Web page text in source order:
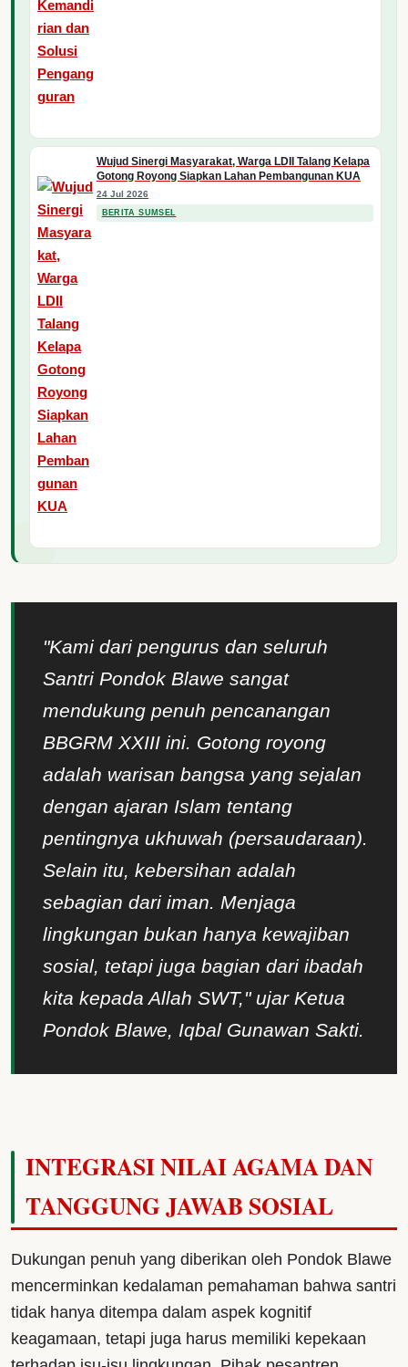
Wujud Sinergi Masyarakat, Warga LDII Talang Kelapa
Gotong Royong Siapkan Lahan Pembangunan KUA
24 Jul 2026
BERITA SUMSEL
"Kami dari pengurus dan seluruh
Santri Pondok Blawe sangat
mendukung penuh pencanangan
BBGRM XXIII ini. Gotong royong
adalah warisan bangsa yang sejalan
dengan ajaran Islam tentang
pentingnya ukhuwah (persaudaraan).
Selain itu, kebersihan adalah
sebagian dari iman. Menjaga
lingkungan bukan hanya kewajiban
sosial, tetapi juga bagian dari ibadah
kita kepada Allah SWT," ujar Ketua
Pondok Blawe, Iqbal Gunawan Sakti.
INTEGRASI NILAI AGAMA DAN
TANGGUNG JAWAB SOSIAL
Dukungan penuh yang diberikan oleh Pondok Blawe
mencerminkan kedalaman pemahaman bahwa santri
tidak hanya ditempa dalam aspek kognitif
keagamaan, tetapi juga harus memiliki kepekaan